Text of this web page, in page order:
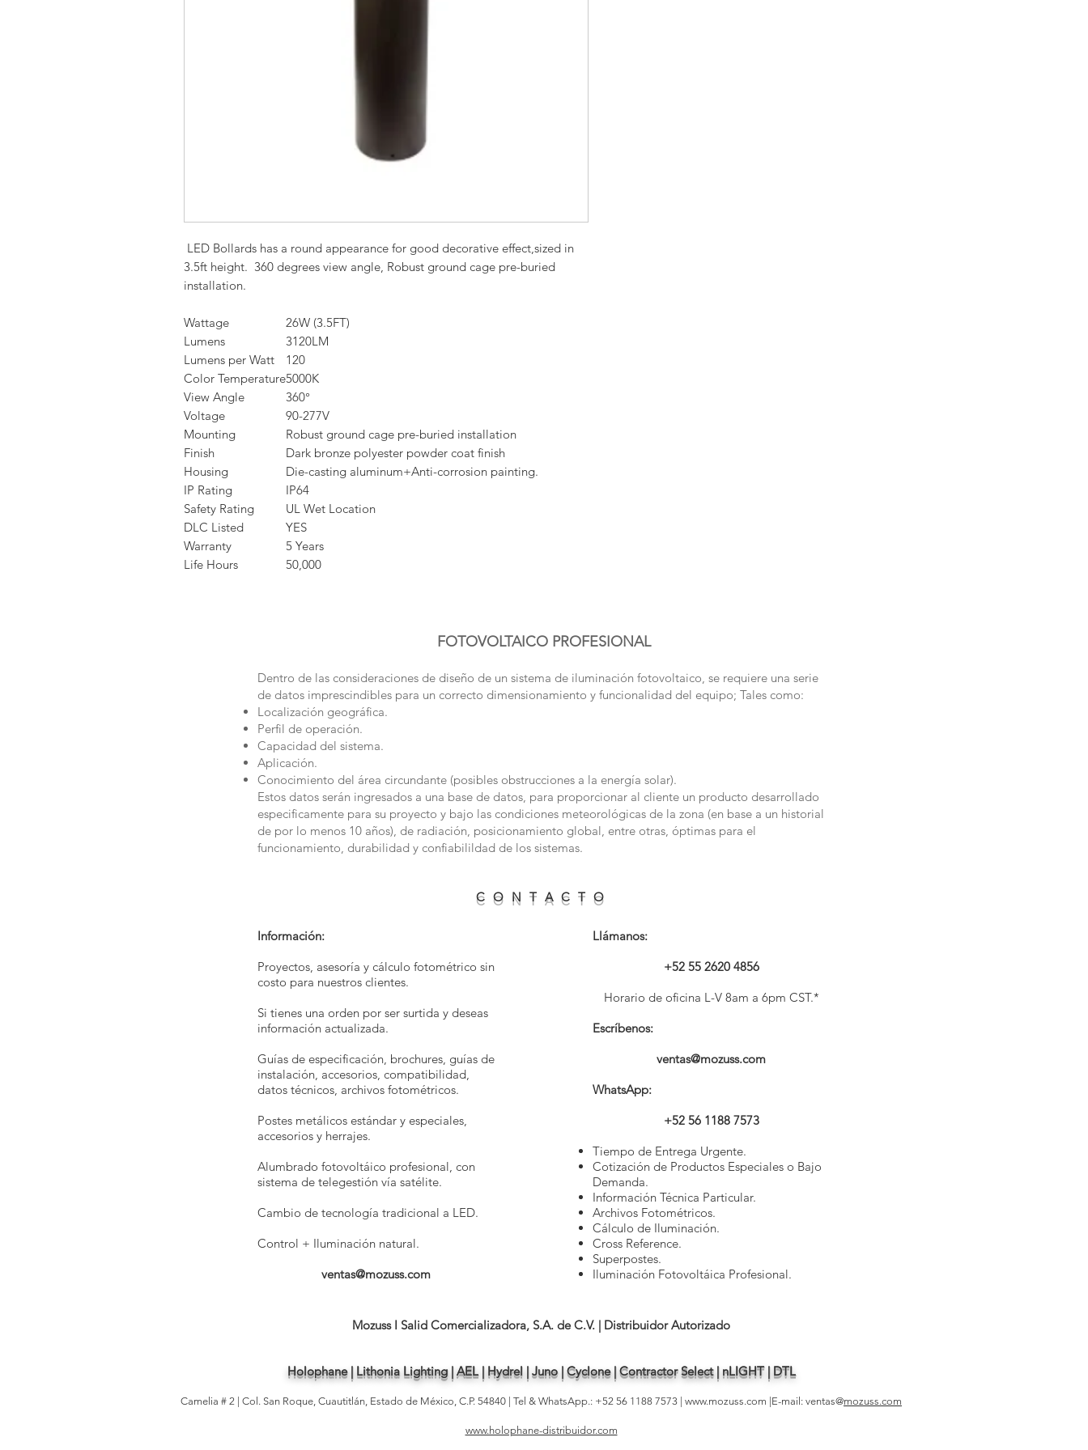
LED Bollards has a round appearance for good decorative effect,sized in
3.5ft height. 360 degrees view angle, Robust ground cage pre-buried
installation.
Wattage
26W (3.5FT)
Lumens
3120LM
Lumens per Watt
120
Color Temperature5000K
View Angle
360°
Voltage
90-277V
Mounting
Robust ground cage pre-buried installation
Finish
Dark bronze polyester powder coat finish
Housing
Die-casting aluminum+Anti-corrosion painting.
IP Rating
IP64
Safety Rating
UL Wet Location
DLC Listed
YES
Warranty
5 Years
Life Hours
50,000
FOTOVOLTAICO PROFESIONAL
Dentro de las consideraciones de diseño de un sistema de iluminación fotovoltaico, se requiere una serie
de datos imprescindibles para un correcto dimensionamiento y funcionalidad del equipo; Tales como:
Localización geográfica.
Perfil de operación.
Capacidad del sistema.
Aplicación.
Conocimiento del área circundante (posibles obstrucciones a la energía solar).
Estos datos serán ingresados a una base de datos, para proporcionar al cliente un producto desarrollado
especificamente para su proyecto y bajo las condiciones meteorológicas de la zona (en base a un historial
de por lo menos 10 años), de radiación, posicionamiento global, entre otras, óptimas para el
funcionamiento, durabilidad y confiabilildad de los sistemas.
C O N T A C T O
Información:
Proyectos, asesoría y cálculo fotométrico sin
costo para nuestros clientes.
Si tienes una orden por ser surtida y deseas
información actualizada.
Guías de especificación, brochures, guías de
instalación, accesorios, compatibilidad,
datos técnicos, archivos fotométricos.
Postes metálicos estándar y especiales,
accesorios y herrajes.
Alumbrado fotovoltáico profesional, con
sistema de telegestión vía satélite.
Cambio de tecnología tradicional a LED.
Control + Iluminación natural.
ventas@mozuss.com
Llámanos:
+52 55 2620 4856
Horario de oficina L-V 8am a 6pm CST.*
Escríbenos:
ventas@mozuss.com
WhatsApp:
+52 56 1188 7573
Tiempo de Entrega Urgente.
Cotización de Productos Especiales o Bajo
Demanda.
Información Técnica Particular.
Archivos Fotométricos.
Cálculo de Iluminación.
Cross Reference.
Superpostes.
Iluminación Fotovoltáica Profesional.
Mozuss I Salid Comercializadora, S.A. de C.V. | Distribuidor Autorizado
Holophane | Lithonia Lighting | AEL | Hydrel | Juno | Cyclone | Contractor Select | nLIGHT | DTL
Camelia # 2 | Col. San Roque, Cuautitlán, Estado de México, C.P. 54840 | Tel & WhatsApp.: +52 56 1188 7573 | www.mozuss.com |E-mail: ventas@mozuss.com
www.holophane-distribuidor.com